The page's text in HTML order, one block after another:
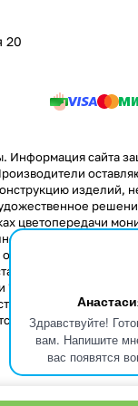
Здравствуйте!
вам. Напишите
вас появятся
20
Информация сайта
изделий,
цветопередачи
мере передать
и текстуры
на сайте.
и "Акция!"
Стоимость
у менеджера при